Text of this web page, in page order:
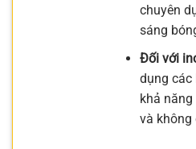
chuyên
sáng
Đối với
dụng các
khả
và không